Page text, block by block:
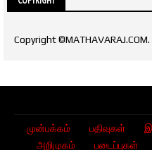
Copyright
முன்பக்கம் பதிவுகள்
அறிமுகம்
படைப்புகள்